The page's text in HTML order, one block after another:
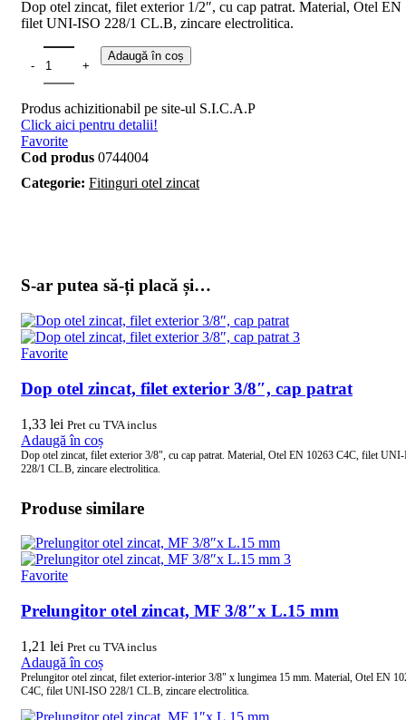
Dop otel zincat, filet exterior 1/2″, cu cap patrat. Material, Otel
filet UNI-ISO 228/1 CL.B, zincare electrolitica.
Adaugă în coș
Produs achizitionabil pe site-ul S.I.C.A.P
Click aici pentru detalii!
Favorite
Cod produs 0744004
Categorie: Fitinguri otel zincat
S-ar putea să-ți placă și…
Favorite
Dop otel zincat, filet exterior 3/8″, cap patrat
1,33 lei Pret cu TVA inclus
Adaugă în coș
Dop otel zincat, filet exterior 3/8", cu cap patrat. Material, Otel EN 10263 C4C, filet
228/1 CL.B, zincare electrolitica.
Produse similare
Favorite
Prelungitor otel zincat, MF 3/8″x L.15 mm
1,21 lei Pret cu TVA inclus
Adaugă în coș
Prelungitor otel zincat, filet exterior-interior 3/8" x lungimea 15 mm. Material, Otel EN
C4C, filet UNI-ISO 228/1 CL.B, zincare electrolitica.